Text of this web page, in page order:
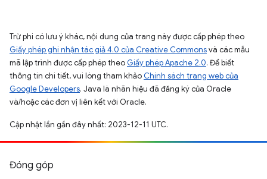
Trừ phi có lưu ý khác, nội dung của trang này được cấp phép theo
Giấy phép ghi nhận tác giả 4.0 của Creative Commonsvà các mẫu
mã lập trình được cấp phép theo Giấy phép Apache 2.0. Để biết
thông tin chi tiết, vui lòng tham khảo Chính sách trang web của
Google Developers. Java là nhãn hiệu đã đăng ký của Oracle
và/hoặc các đơn vị liên kết với Oracle.
Cập nhật lần gần đây nhất: 2023-12-11 UTC.
Đóng góp